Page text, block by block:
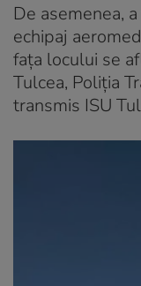
De asemenea,
echipaj
faţa locului se
Tulcea, Poliţia
transmis ISU